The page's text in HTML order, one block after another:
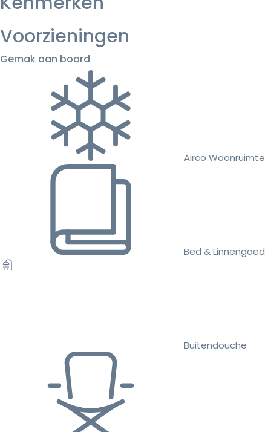
Voorzieningen
Gemak aan boord
Airco Woonruimte
Bed & Linnengoed
Buitendouche